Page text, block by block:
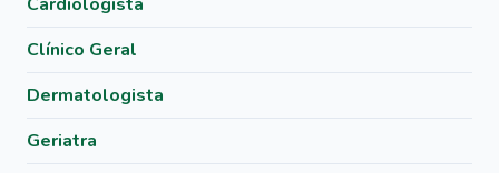
Clínico Geral
Dermatologista
Geriatra